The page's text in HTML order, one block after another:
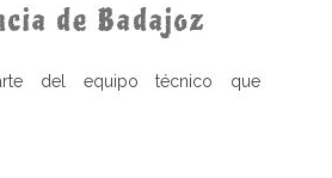
de Badajoz
del equipo técnico que